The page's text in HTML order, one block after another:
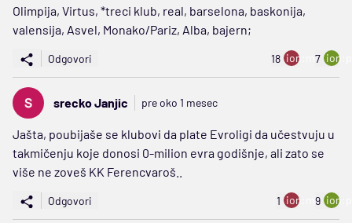
Olimpija, Virtus, *treci klub, real, barselona, baskonija,
valensija, Asvel, Monako/Pariz, Alba, bajern;
Odgovori 18 ion:minus
7
srecko Janjic pre oko 1 mesec
Jašta, poubijaše se klubovi da plate Evroligi da učestvuju u
takmičenju koje donosi 0-milion evra godišnje, ali zato se
više ne zoveš KK Ferencvaroš..
Odgovori 1 ion:minus
9